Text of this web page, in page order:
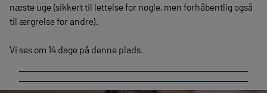
næste uge (sikkert til lettelse for nogle, men forhåbentlig også
til ærgrelse for andre).
Vi ses om 14 dage på denne plads.